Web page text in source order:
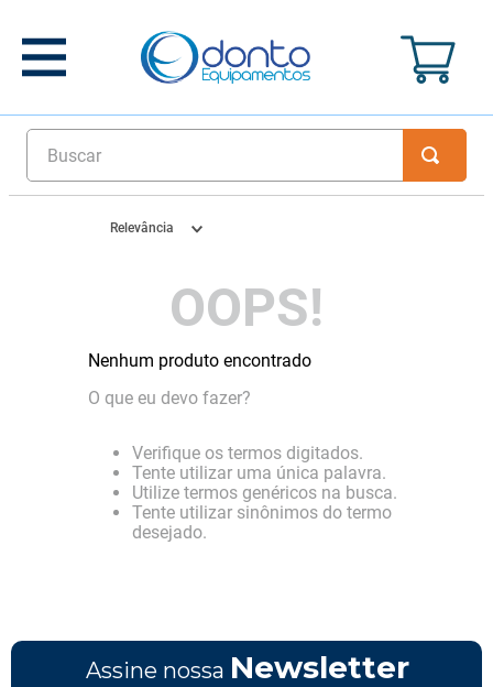
Buscar
Relevância
OOPS!
Nenhum produto encontrado
O que eu devo fazer?
Verifique os termos digitados.
Tente utilizar uma única palavra.
Utilize termos genéricos na busca.
Tente utilizar sinônimos do termo
desejado.
Assine nossa Newsletter